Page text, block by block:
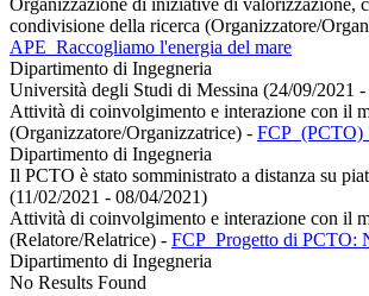
Organizzazione di iniziative di valorizzazione,
condivisione della ricerca (Organizzatore/
APE_Raccogliamo l'energia del mare
Dipartimento di Ingegneria
Università degli Studi di Messina (24/09/2021
Attività di coinvolgimento e interazione con il
(Organizzatore/Organizzatrice) -
Dipartimento di Ingegneria
Il PCTO è stato somministrato a distanza su
(11/02/2021 - 08/04/2021)
Attività di coinvolgimento e interazione con il
(Relatore/Relatrice) - FCP_Progetto di PCTO:
Dipartimento di Ingegneria
No Results Found